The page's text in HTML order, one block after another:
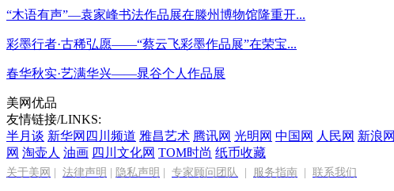
“木语有声”—袁家峰书法作品展在滕州博物馆隆重开...
彩墨行者·古稀弘愿——“蔡云飞彩墨作品展”在荣宝...
春华秋实·艺满华兴——晁谷个人作品展
美网优品
友情链接/LINKS:
半月谈 新华网四川频道 雅昌艺术 腾讯网 光明网 中国网 人民网 新浪网
网 淘壶人 油画 四川文化网 TOM时尚 纸币收藏
关于美网 法律声明 隐私声明 专家顾问团队 服务指南 联系我们